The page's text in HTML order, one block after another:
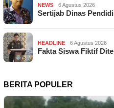
NEWS 6 Agustus 2026
Sertijab Dinas
HEADLINE 6 Agustus 2026
Fakta Siswa Fiktif
BERITA POPULER